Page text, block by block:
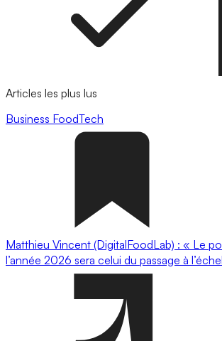
Articles les plus lus
Business FoodTech
Matthieu Vincent (DigitalFoodLab) : « Le
l’année 2026 sera celui du passage à